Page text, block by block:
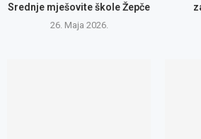
Srednje mješovite škole Žepče
26. Maja 2026.